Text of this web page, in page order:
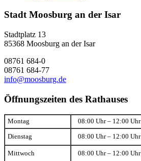
Stadt Moosburg an der Isar
Stadtplatz 13
85368 Moosburg an der Isar
08761 684-0
08761 684-77
info@moosburg.de
Öffnungszeiten des Rathauses
Montag 08:00 Uhr – 12:00 Uhr
Dienstag 08:00 Uhr – 12:00 Uhr
Mittwoch 08:00 Uhr – 12:00 Uhr